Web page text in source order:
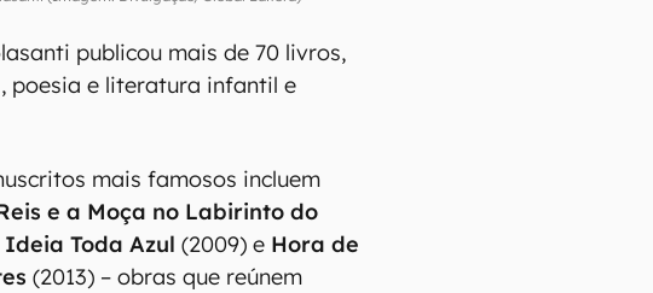
publicou mais de 70 livros,
poesia e literatura infantil e
mais famosos incluem
e a Moça no Labirinto do
Ideia Toda Azul (2009) e Hora de
(2013) – obras que reúnem